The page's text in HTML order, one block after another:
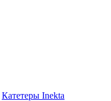
Катетеры Inekta